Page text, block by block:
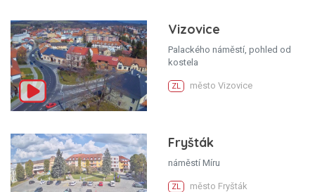
Vizovice
Palackého náměstí, pohled od
kostela
ZL město Vizovice
Fryšták
náměstí Míru
ZL město Fryšták